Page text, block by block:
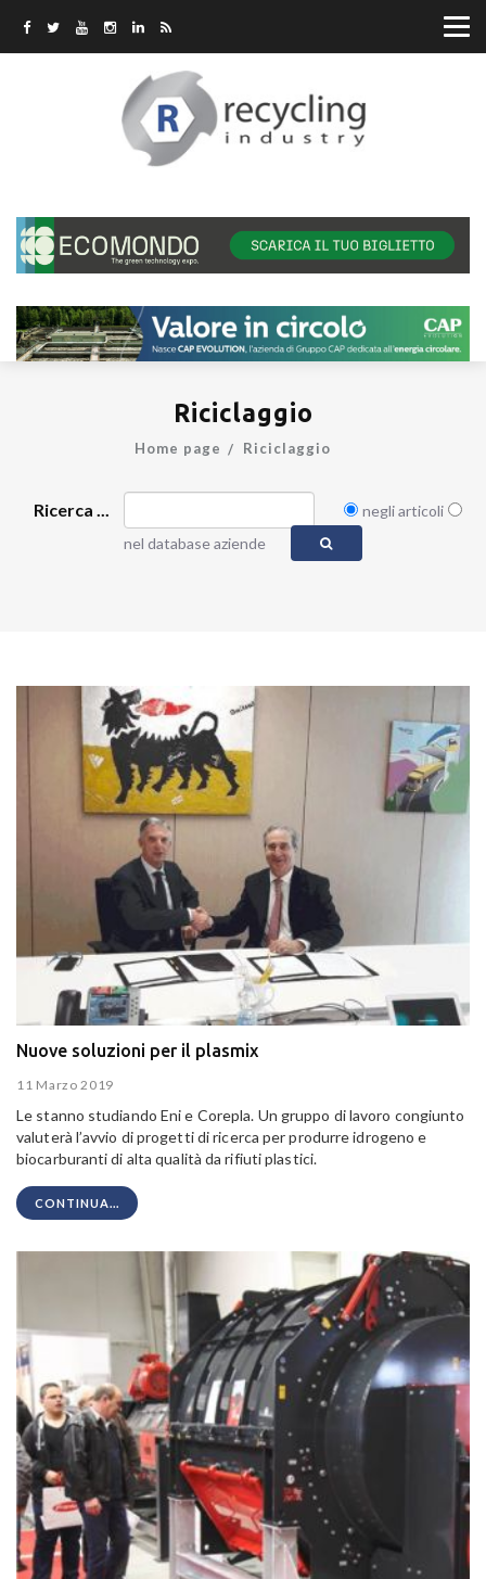
Riciclaggio
Home page Riciclaggio
Ricerca ...
negli articoli
nel database aziende
Nuove soluzioni per il plasmix
11 Marzo 2019
Le stanno studiando Eni e Corepla. Un gruppo di lavoro congiunto
valuterà l’avvio di progetti di ricerca per produrre idrogeno e
biocarburanti di alta qualità da rifiuti plastici.
CONTINUA...